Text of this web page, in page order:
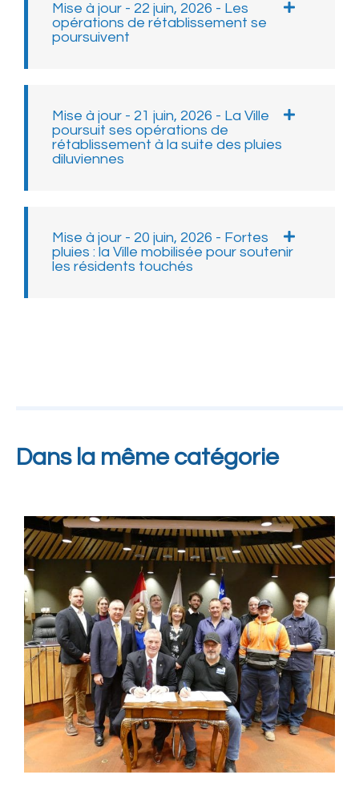
Mise à jour - 22 juin, 2026 - Les
opérations de rétablissement se
poursuivent
Mise à jour - 21 juin, 2026 - La Ville
poursuit ses opérations de
rétablissement à la suite des pluies
diluviennes
Mise à jour - 20 juin, 2026 - Fortes
pluies : la Ville mobilisée pour soutenir
les résidents touchés
Dans la même catégorie